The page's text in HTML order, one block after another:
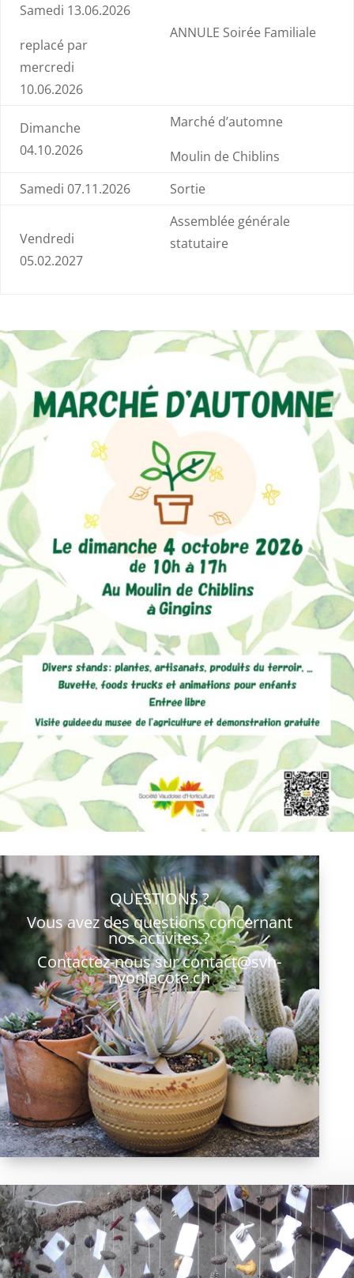
Samedi 13.06.2026
replacé par
mercredi
10.06.2026
ANNULE Soirée Familiale
Dimanche
04.10.2026
Marché d’automne
Moulin de Chiblins
Samedi 07.11.2026
Sortie
Vendredi
05.02.2027
Assemblée générale
statutaire
QUESTIONS ?
Vous avez des questions concernant
nos activites ?
Contactez-nous surcontact@svh-
nyonlacote.ch